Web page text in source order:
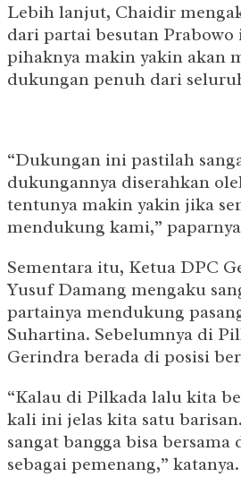
Lebih lanjut, Chaidir
dari partai besutan
pihaknya makin yakin akan
dukungan penuh dari
“Dukungan ini pastilah
dukungannya diserahkan
tentunya makin yakin jika
mendukung kami,”
Sementara itu, Ketua DPC
Yusuf Damang mengaku
partainya mendukung
Suhartina. Sebelumnya di
Gerindra berada di posisi
“Kalau di Pilkada lalu kita
kali ini jelas kita satu
sangat bangga bisa
sebagai pemenang,” katanya.